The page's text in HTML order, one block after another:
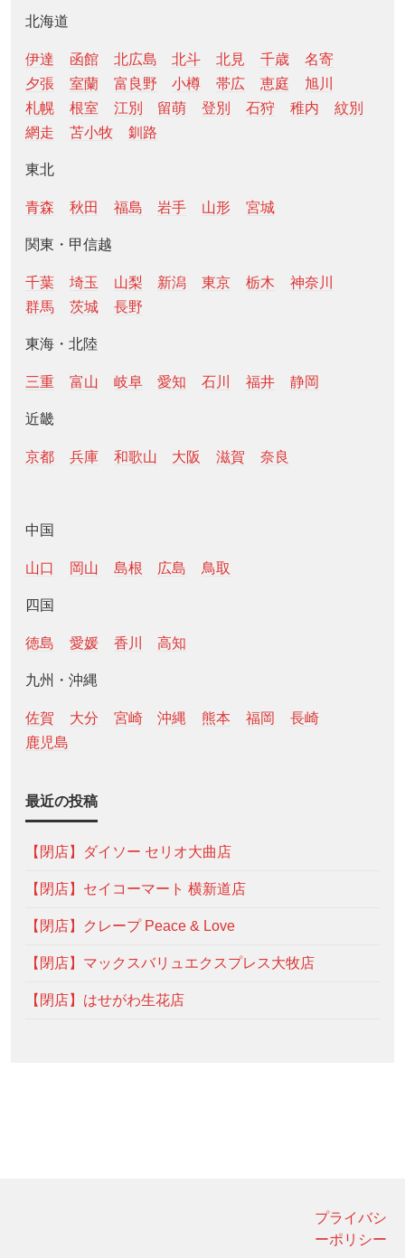
北海道
伊達 函館 北広島 北斗 北見 千歳
名寄
夕張
室蘭 富良野 小樽 帯広 恵庭
旭川
札幌
根室 江別 留萌 登別 石狩 稚内
紋別
網走
苫小牧 釧路
東北
青森 秋田 福島 岩手 山形 宮城
関東・甲信越
千葉 埼玉 山梨 新潟 東京 栃木
神奈川
群馬
茨城 長野
東海・北陸
三重 富山 岐阜 愛知 石川 福井 静岡
近畿
京都 兵庫 和歌山 大阪 滋賀 奈良
中国
山口 岡山 島根 広島 鳥取
四国
徳島 愛媛 香川 高知
九州・沖縄
佐賀 大分 宮崎 沖縄 熊本 福岡
長崎
鹿児島
最近の投稿
【閉店】ダイソー セリオ大曲店
【閉店】セイコーマート 横新道店
【閉店】クレープ Peace & Love
【閉店】マックスバリュエクスプレス大牧店
【閉店】はせがわ生花店
プライバシ
ーポリシー